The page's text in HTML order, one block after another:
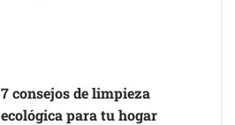
7 consejos de limpieza
ecológica para tu hogar